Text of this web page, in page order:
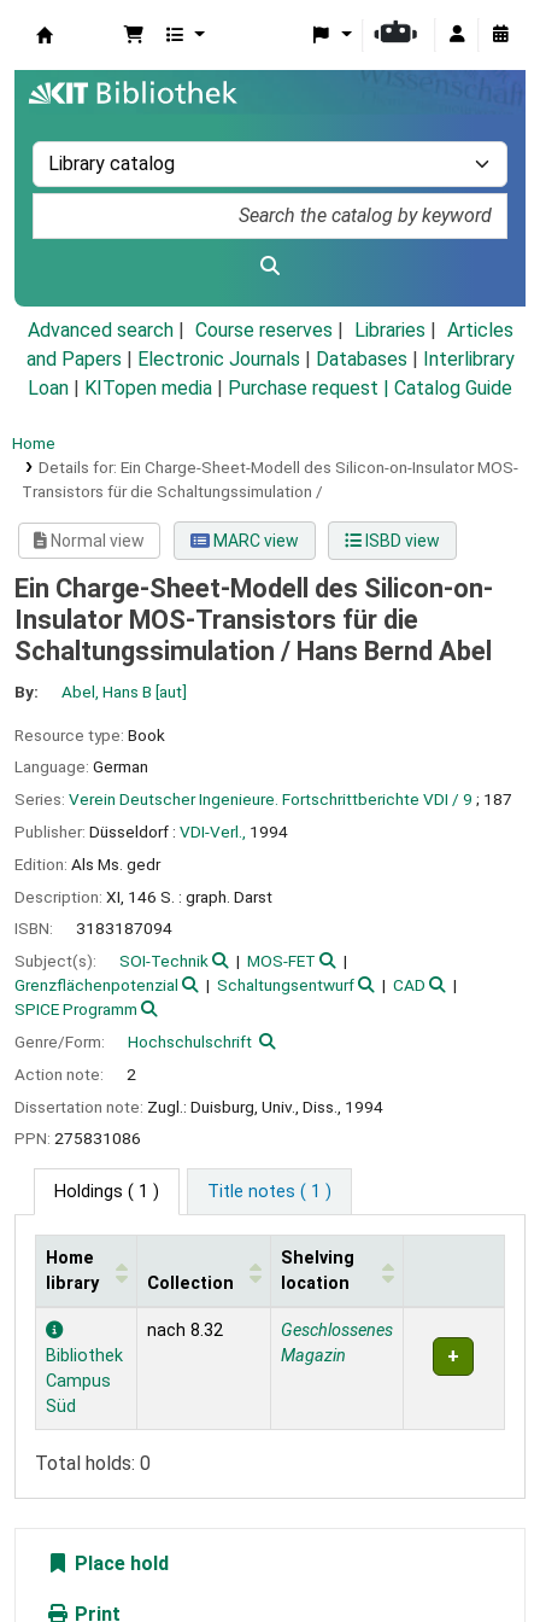
Advanced search Course reserves Libraries
Articles
and Papers
Electronic Journals Databases
Interlibrary
Loan
KITopen media Purchase request | Catalog Guide
Home
Details for: Ein Charge-Sheet-Modell des Silicon-on-Insulator MOS-
Transistors für die Schaltungssimulation /
Normal view MARC view ISBD view
Ein Charge-Sheet-Modell des Silicon-on-
Insulator MOS-Transistors für die
Schaltungssimulation / Hans Bernd Abel
By: Abel, Hans B [aut]
Resource type: Book
Language: German
Series: Verein Deutscher Ingenieure. Fortschrittberichte VDI / 9 ; 187
Publisher: Düsseldorf : VDI-Verl.,
1994
Edition: Als Ms. gedr
Description: XI, 146 S. : graph. Darst
ISBN:
3183187094
Subject(s):
SOI-Technik
MOS-FET
Grenzflächenpotenzial
Schaltungsentwurf
CAD
SPICE Programm
Genre/Form:
Hochschulschrift
Action note:
2
Dissertation note: Zugl.: Duisburg, Univ., Diss., 1994
PPN: 275831086
Holdings ( 1 ) Title notes ( 1 )
Holdings
Home
library
Collection
Shelving
location
Bibliothek
Campus
Süd
nach 8.32
Geschlossenes
Magazin
Total holds: 0
Place hold
Print